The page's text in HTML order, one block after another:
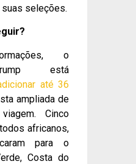
seleções.
o
está
até 36
ampliada de
Cinco
africanos,
para o
Costa do